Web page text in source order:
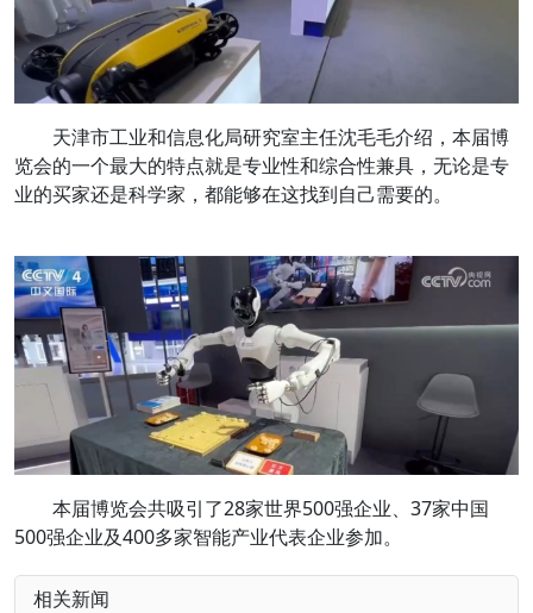
天津市工业和信息化局研究室主任沈毛毛介绍，本届博
览会的一个最大的特点就是专业性和综合性兼具，无论是专
业的买家还是科学家，都能够在这找到自己需要的。
本届博览会共吸引了28家世界500强企业、37家中国
500强企业及400多家智能产业代表企业参加。
相关新闻